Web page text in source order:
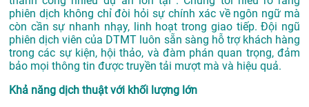
phiên dịch không chỉ đòi hỏi sự chính xác về ngôn ngữ mà
còn cần sự nhanh nhạy, linh hoạt trong giao tiếp. Đội ngũ
phiên dịch viên của DTMT luôn sẵn sàng hỗ trợ khách hàng
trong các sự kiện, hội thảo, và đàm phán quan trọng, đảm
bảo mọi thông tin được truyền tải mượt mà và hiệu quả.
Khả năng dịch thuật với khối lượng lớn